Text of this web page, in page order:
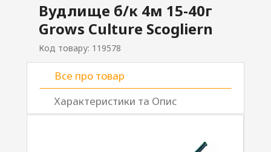
Вудлище б/к 4м 15-40г
Grows Culture Scogliern
Код товару: 119578
Все про товар
Характеристики та Опис